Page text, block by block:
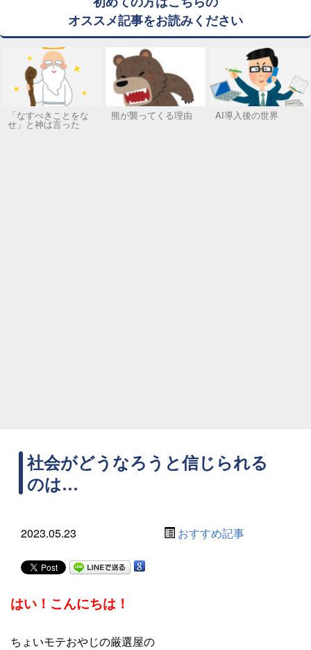
オススメ記事をお読みください
「なすべきことをな
せ」と神は言った
熊が襲ってくる理由 AI導入後の世界
社会がどうなろうと信じられる
のは…
2023.05.23 おすすめ記事
はい！こんにちは！
ちょいモテおやじの厳選屋の